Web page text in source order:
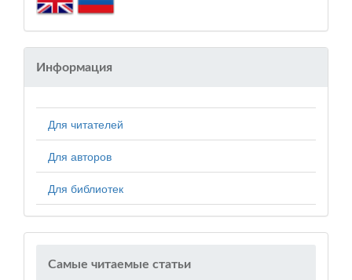
Информация
Для читателей
Для авторов
Для библиотек
Самые читаемые статьи